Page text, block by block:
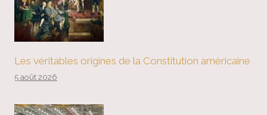
Les véritables origines de la Constitution américaine
5 août 2026